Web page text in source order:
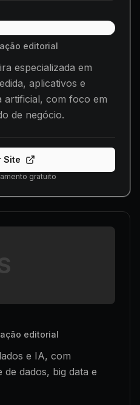
editorial
especializada em
aplicativos e
artificial, com foco em
de negócio.
Site
gratuito
editorial
e IA, com
dados, big data e